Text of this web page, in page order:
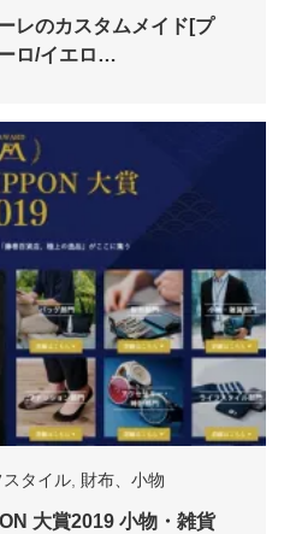
レのカスタムメイド[プ
ロ/イエロ…
スタイル, 財布、小物
大賞2019 小物・雑貨